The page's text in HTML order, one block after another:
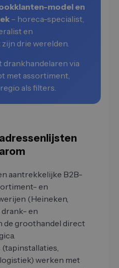
model en
– horeca-specialist,
en
drie werelden.
drankhandelaren via
met assortiment,
als filters.
aantrekkelijke B2B-
en
(Heineken,
drank- en
groothandel direct
werken met